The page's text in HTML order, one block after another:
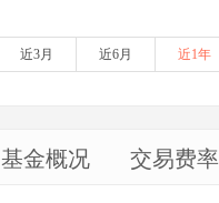
近3月 近6月 近1年
基金概况 交易费率